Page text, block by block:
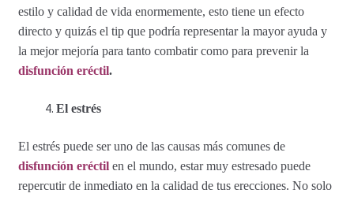
estilo y calidad de vida enormemente, esto tiene un efecto
directo y quizás el tip que podría representar la mayor ayuda y
la mejor mejoría para tanto combatir como para prevenir la
disfunción eréctil.
El estrés
El estrés puede ser uno de las causas más comunes de
disfunción eréctilen el mundo, estar muy estresado puede
repercutir de inmediato en la calidad de tus erecciones. No solo